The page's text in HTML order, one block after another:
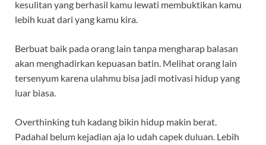
kesulitan yang berhasil kamu lewati membuktikan kamu
lebih kuat dari yang kamu kira.
Berbuat baik pada orang lain tanpa mengharap balasan
akan menghadirkan kepuasan batin. Melihat orang lain
tersenyum karena ulahmu bisa jadi motivasi hidup yang
luar biasa.
Overthinking tuh kadang bikin hidup makin berat.
Padahal belum kejadian aja lo udah capek duluan. Lebih